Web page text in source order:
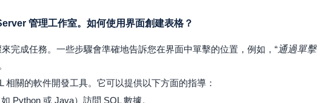
管理工作室。如何使用界面創建表格？
完成任務。一些步驟會準確地告訴您在界面中單擊的位置，例如，“通過單擊
相關的軟件開發工具。它可以提供以下方面的指導：
Python 或 Java）訪問 SQL 數據。